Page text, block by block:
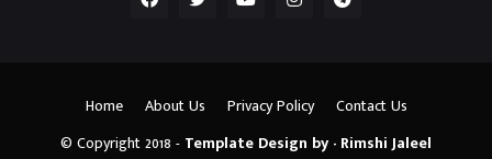
© Copyright 2018 - Template Design by - Rimshi Jaleel
Home About Us Privacy Policy Contact Us